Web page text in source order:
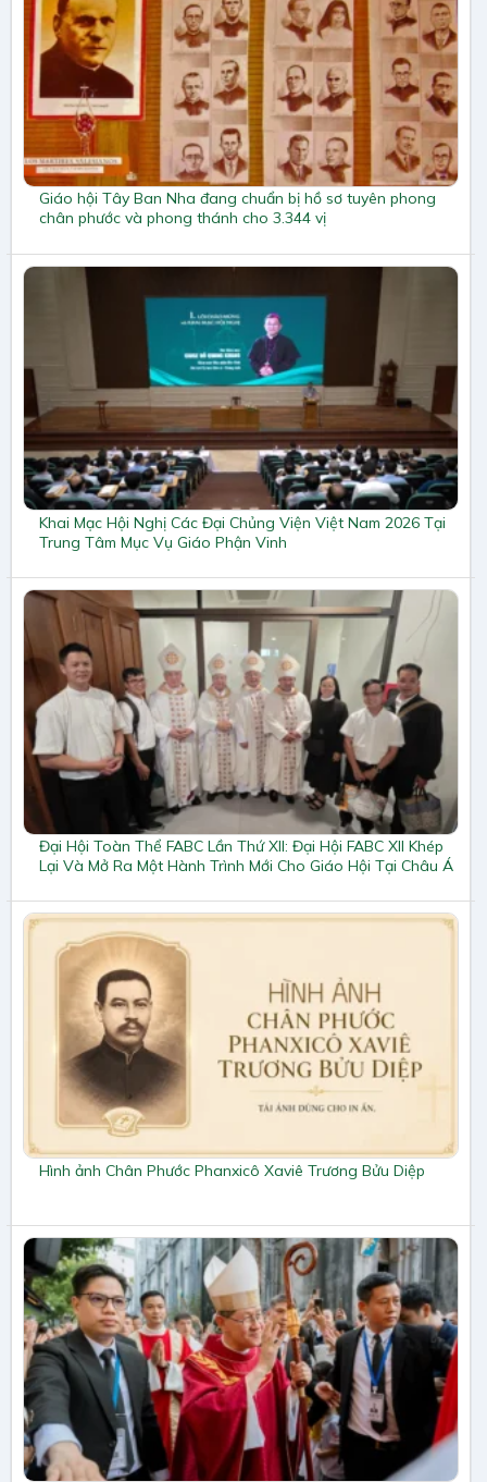
Giáo hội Tây Ban Nha đang chuẩn bị hồ sơ tuyên phong
chân phước và phong thánh cho 3.344 vị
Khai Mạc Hội Nghị Các Đại Chủng Viện Việt Nam 2026 Tại
Trung Tâm Mục Vụ Giáo Phận Vinh
Đại Hội Toàn Thể FABC Lần Thứ XII: Đại Hội FABC XII Khép
Lại Và Mở Ra Một Hành Trình Mới Cho Giáo Hội Tại Châu Á
Hình ảnh Chân Phước Phanxicô Xaviê Trương Bửu Diệp